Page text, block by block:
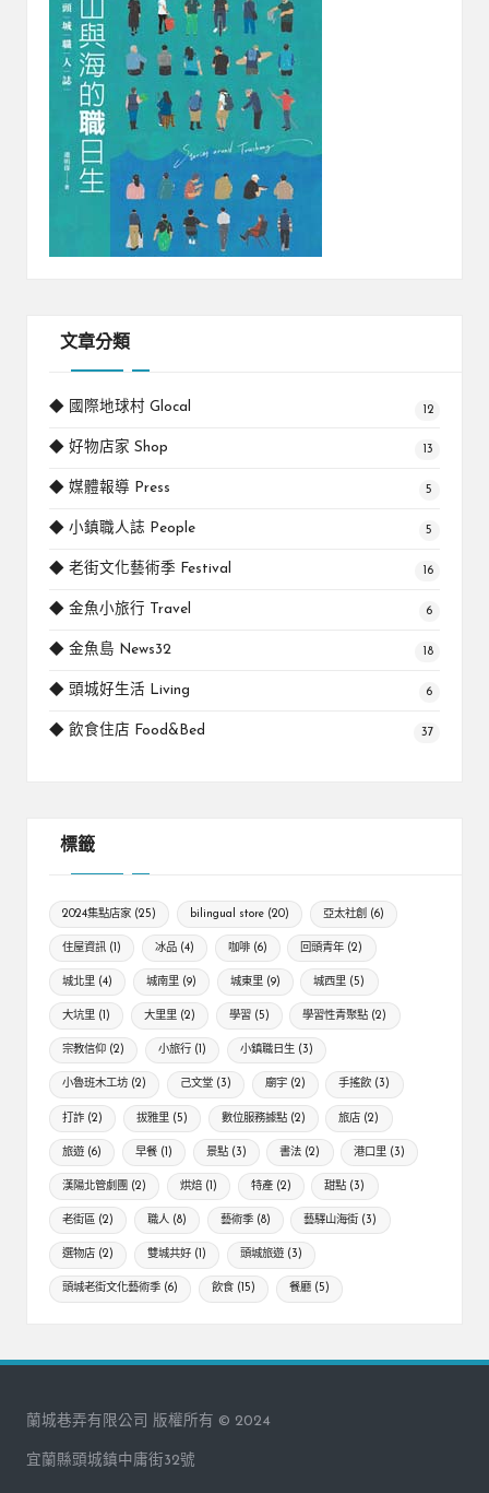
文章分類
◆ 國際地球村 Glocal 12
◆ 好物店家 Shop 13
◆ 媒體報導 Press 5
◆ 小鎮職人誌 People 5
◆ 老街文化藝術季 Festival 16
◆ 金魚小旅行 Travel 6
◆ 金魚島 News32 18
◆ 頭城好生活 Living 6
◆ 飲食住店 Food&Bed 37
標籤
2024集點店家 (25) bilingual store(20) 亞太社創 (6)
住屋資訊 (1) 冰品(4) 咖啡(6) 回頭青年 (2)
城北里 (4) 城南里(9) 城東里(9) 城西里 (5)
大坑里 (1) 大里里(2) 學習(5) 學習性青聚點 (2)
宗教信仰 (2) 小旅行(1) 小鎮職日生(3)
小魯班木工坊 (2) 己文堂(3) 廟宇(2) 手搖飲 (3)
打詐 (2) 拔雅里(5) 數位服務據點(2) 旅店 (2)
旅遊 (6) 早餐(1) 景點(3) 書法 (2) 港口里 (3)
漢陽北管劇團 (2) 烘焙(1) 特產(2) 甜點 (3)
老街區 (2) 職人(8) 藝術季(8) 藝驛山海街 (3)
選物店 (2) 雙城共好(1) 頭城旅遊(3)
頭城老街文化藝術季 (6) 飲食(15) 餐廳(5)
蘭城巷弄有限公司 版權所有 © 2024
宜蘭縣頭城鎮中庸街32號